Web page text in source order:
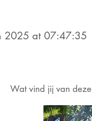
2025 at 07:47:35
Wat vind jij van